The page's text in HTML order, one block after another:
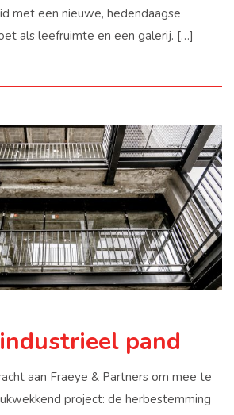
met een nieuwe, hedendaagse
als leefruimte en een galerij. […]
pand
aan Fraeye & Partners om mee te
project: de herbestemming